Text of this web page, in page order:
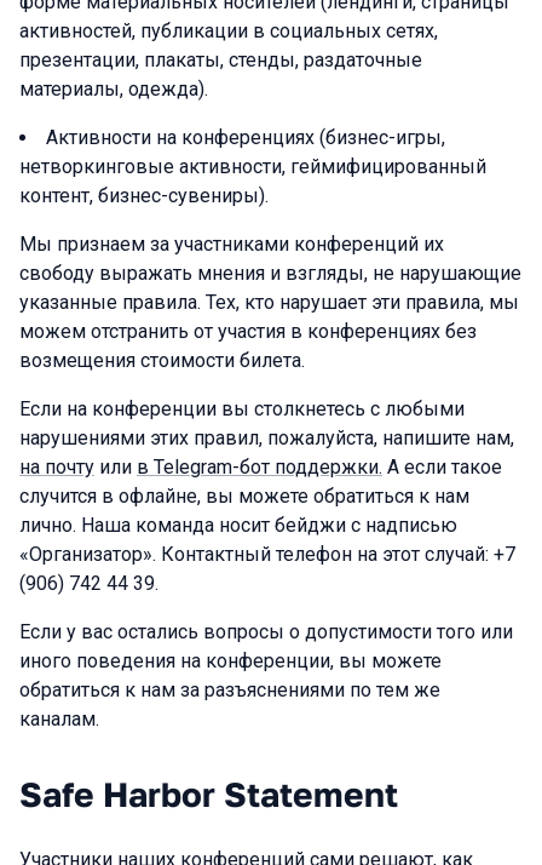
активностей, публикации в социальных сетях,
презентации, плакаты, стенды, раздаточные
материалы, одежда).
Активности на конференциях (бизнес-игры,
нетворкинговые активности, геймифицированный
контент, бизнес-сувениры).
Мы признаем за участниками конференций их
свободу выражать мнения и взгляды, не нарушающие
указанные правила. Тех, кто нарушает эти правила, мы
можем отстранить от участия в конференциях без
возмещения стоимости билета.
Если на конференции вы столкнетесь с любыми
нарушениями этих правил, пожалуйста, напишите нам,
на почту или в Telegram-бот поддержки. А если такое
случится в офлайне, вы можете обратиться к нам
лично. Наша команда носит бейджи с надписью
«Организатор». Контактный телефон на этот случай: +7
(906) 742 44 39.
Если у вас остались вопросы о допустимости того или
иного поведения на конференции, вы можете
обратиться к нам за разъяснениями по тем же
каналам.
Safe Harbor Statement
Участники наших конференций сами решают, как